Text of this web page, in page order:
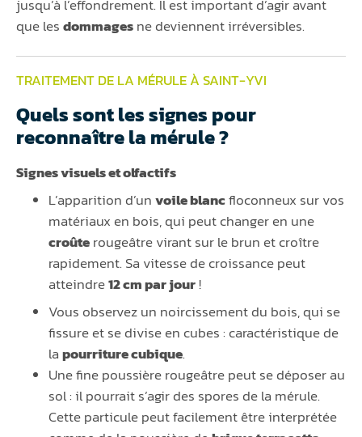
jusqu’à l’effondrement. Il est important d’agir avant
que lesdommagesne deviennent irréversibles.
TRAITEMENT DE LA MÉRULE À SAINT-YVI
Quels sont les signes pour
reconnaître la mérule ?
Signes visuels et olfactifs
L’apparition d’unvoile blancfloconneux sur vos
matériaux en bois, qui peut changer en une
croûterougeâtre virant sur le brun et croître
rapidement. Sa vitesse de croissance peut
atteindre12 cm par jour!
Vous observez un noircissement du bois, qui se
fissure et se divise en cubes : caractéristique de
lapourriture cubique.
Une fine poussière rougeâtre peut se déposer au
sol : il pourrait s’agir des spores de la mérule.
Cette particule peut facilement être interprétée